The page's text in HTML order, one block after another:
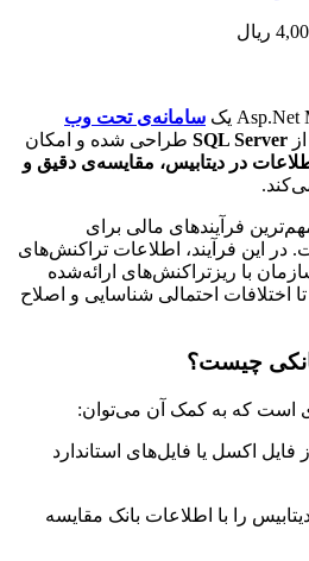
ریال
سامانه‌ی تحت وب
طراحی شده و امکان
در دیتابیس، مقایسه‌ی دقیق و
فرآیندهای مالی برای
این فرآیند، اطلاعات تراکنش‌های
با ریزتراکنش‌های ارائه‌شده
احتمالی شناسایی و اصلاح
چیست؟
است که به کمک آن می‌توان:
فایل اکسل یا فایل‌های استاندارد
را با اطلاعات بانک مقایسه